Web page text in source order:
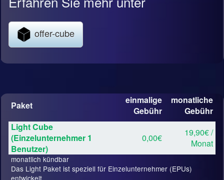
offer-cube
Paket
einmalige
Gebühr
monatliche
Gebühr
Light Cube
(Einzelunternehmer 1
Benutzer)
0,00€
19,90€ /
Monat
monatlich kündbar
Das Light Paket ist speziell für Einzelunternehmer (EPUs)
entwickelt.